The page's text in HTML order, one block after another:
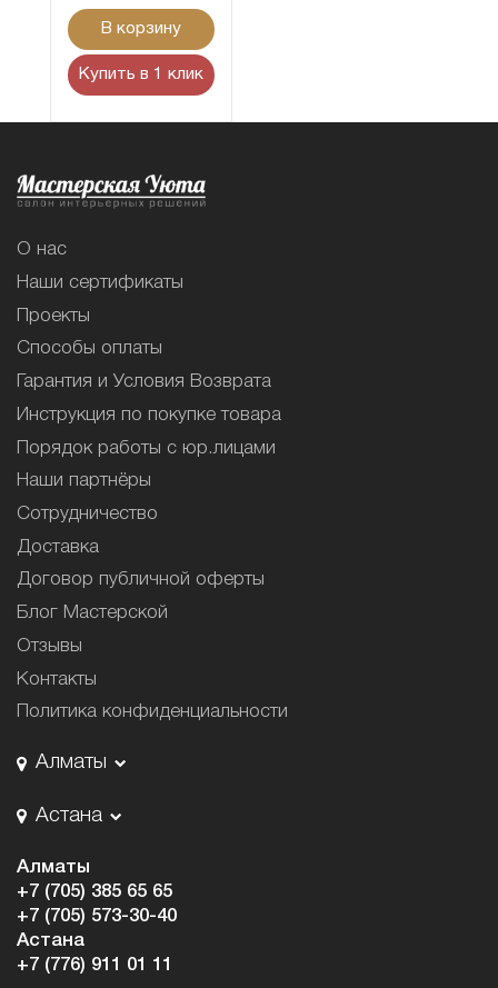
В корзину
Купить в 1 клик
О нас
Наши сертификаты
Проекты
Способы оплаты
Гарантия и Условия Возврата
Инструкция по покупке товара
Порядок работы с юр.лицами
Наши партнёры
Сотрудничество
Доставка
Договор публичной оферты
Блог Мастерской
Отзывы
Контакты
Политика конфиденциальности
Алматы
Астана
Алматы
+7 (705) 385 65 65
+7 (705) 573-30-40
Астана
+7 (776) 911 01 11